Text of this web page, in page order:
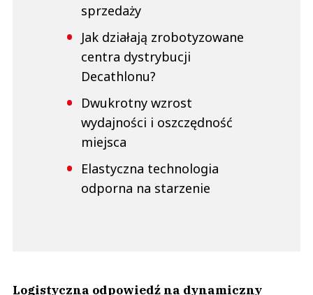
sprzedaży
Jak działają zrobotyzowane
centra dystrybucji
Decathlonu?
Dwukrotny wzrost
wydajności i oszczędność
miejsca
Elastyczna technologia
odporna na starzenie
Logistyczna odpowiedź na dynamiczny